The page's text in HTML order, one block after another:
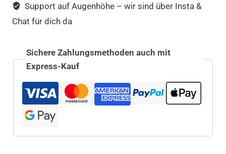
Support auf Augenhöhe – wir sind über Insta &
Chat für dich da
Sichere Zahlungsmethoden auch mit
Express-Kauf